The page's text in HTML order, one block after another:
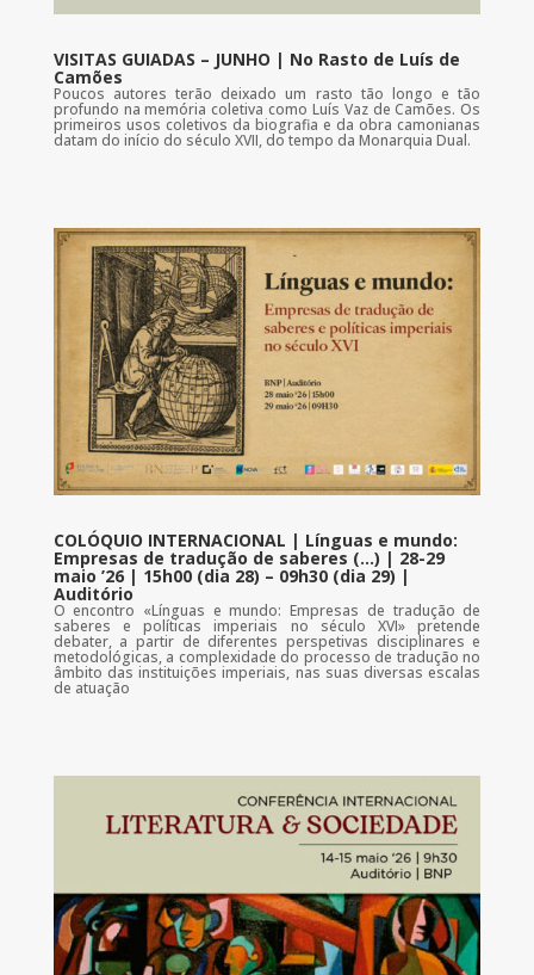
VISITAS GUIADAS – JUNHO | No Rasto de Luís de
Camões
Poucos autores terão deixado um rasto tão longo e tão
profundo na memória coletiva como Luís Vaz de Camões. Os
primeiros usos coletivos da biografia e da obra camonianas
datam do início do século XVII, do tempo da Monarquia Dual.
COLÓQUIO INTERNACIONAL | Línguas e mundo:
Empresas de tradução de saberes (…) | 28-29
maio ’26 | 15h00 (dia 28) – 09h30 (dia 29) |
Auditório
O encontro «Línguas e mundo: Empresas de tradução de
saberes e políticas imperiais no século XVI» pretende
debater, a partir de diferentes perspetivas disciplinares e
metodológicas, a complexidade do processo de tradução no
âmbito das instituições imperiais, nas suas diversas escalas
de atuação